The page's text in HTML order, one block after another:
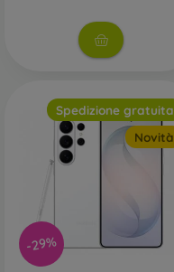
-29%
Spedizione gratuita
Novità